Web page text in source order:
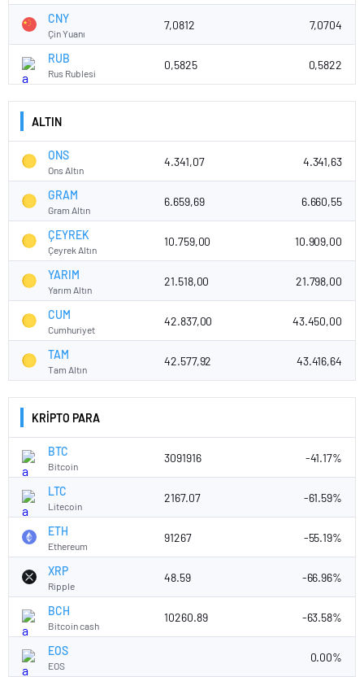
CNY
Çin Yuanı
7,0812 7,0704
RUB
Rus Rublesi
0,5825 0,5822
ALTIN
ONS
Ons Altın
4.341,07 4.341,63
GRAM
Gram Altın
6.659,69 6.660,55
ÇEYREK
Çeyrek Altın
10.759,00 10.909,00
YARIM
Yarım Altın
21.518,00 21.798,00
CUM
Cumhuriyet
42.837,00 43.450,00
TAM
Tam Altın
42.577,92 43.416,64
KRİPTO PARA
BTC
Bitcoin
3091916 -41.17%
LTC
Litecoin
2167.07 -61.59%
ETH
Ethereum
91267 -55.19%
XRP
Ripple
48.59 -66.96%
BCH
Bitcoin cash
10260.89 -63.58%
EOS
EOS
0.00%